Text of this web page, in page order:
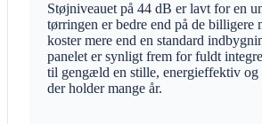
Støjniveauet på 44 dB er lavt for en
tørringen er bedre end på de billigere
koster mere end en standard
panelet er synligt frem for fuldt
til gengæld en stille, energieffektiv og
der holder mange år.